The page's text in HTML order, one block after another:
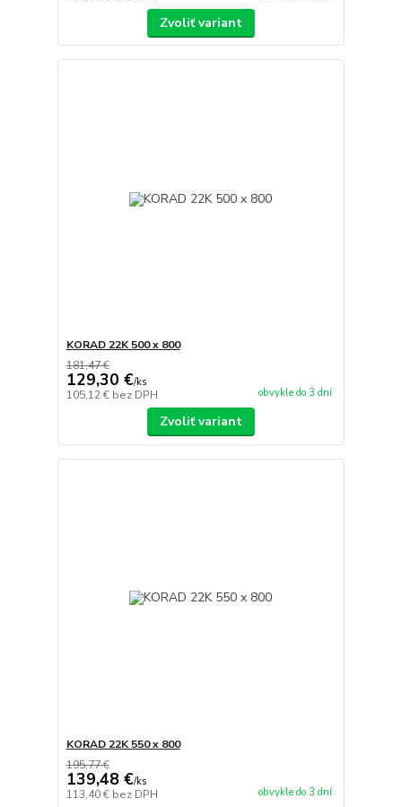
Zvoliť variant
KORAD 22K 500 x 800
181,47 €
129,30 €/ks
105,12 € bez DPH obvykle do 3 dní
Zvoliť variant
KORAD 22K 550 x 800
195,77 €
139,48 €/ks
113,40 € bez DPH obvykle do 3 dní